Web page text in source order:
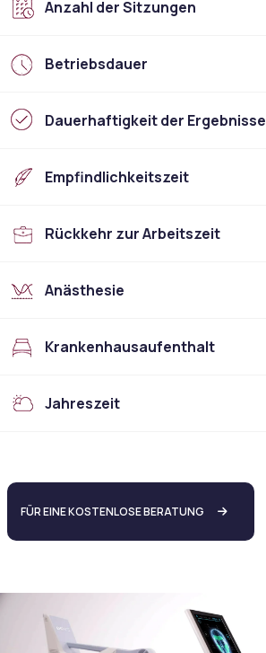
Anzahl der Sitzungen
Betriebsdauer
Dauerhaftigkeit der Ergebnisse
Empfindlichkeitszeit
Rückkehr zur Arbeitszeit
Anästhesie
Krankenhausaufenthalt
Jahreszeit
FÜR EINE KOSTENLOSE BERATUNG